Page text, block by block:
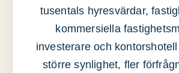
tusentals hyresvärdar,
kommersiella
investerare och
större synlighet, fler